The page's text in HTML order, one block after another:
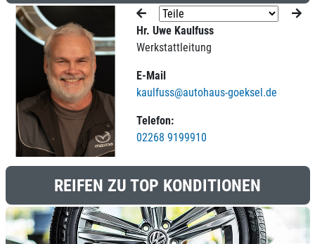
Hr. Uwe Kaulfuss
Werkstattleitung
E-Mail
kaulfuss@autohaus-goeksel.de
Telefon:
02268 9199910
REIFEN ZU TOP KONDITIONEN